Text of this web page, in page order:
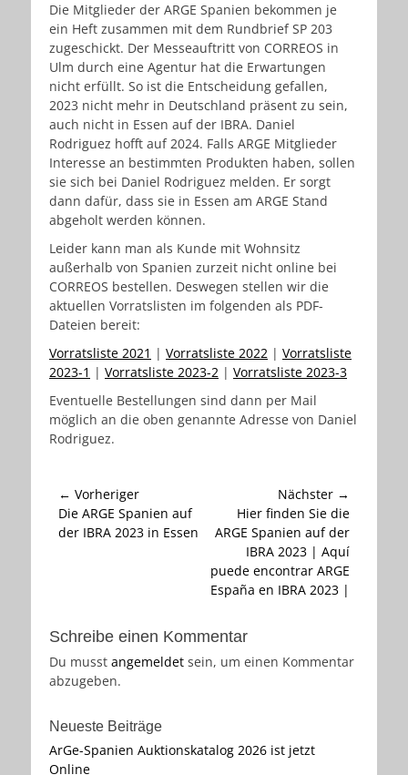
Die Mitglieder der ARGE Spanien bekommen je
ein Heft zusammen mit dem Rundbrief SP 203
zugeschickt. Der Messeauftritt von CORREOS in
Ulm durch eine Agentur hat die Erwartungen
nicht erfüllt. So ist die Entscheidung gefallen,
2023 nicht mehr in Deutschland präsent zu sein,
auch nicht in Essen auf der IBRA. Daniel
Rodriguez hofft auf 2024. Falls ARGE Mitglieder
Interesse an bestimmten Produkten haben, sollen
sie sich bei Daniel Rodriguez melden. Er sorgt
dann dafür, dass sie in Essen am ARGE Stand
abgeholt werden können.
Leider kann man als Kunde mit Wohnsitz
außerhalb von Spanien zurzeit nicht online bei
CORREOS bestellen. Deswegen stellen wir die
aktuellen Vorratslisten im folgenden als PDF-
Dateien bereit:
Vorratsliste 2021 | Vorratsliste 2022 | Vorratsliste
2023-1 | Vorratsliste 2023-2 | Vorratsliste 2023-3
Eventuelle Bestellungen sind dann per Mail
möglich an die oben genannte Adresse von Daniel
Rodriguez.
Beitragsnavigation
← Vorheriger
Vorheriger
Beitrag:
Die ARGE Spanien auf
der IBRA 2023 in Essen
Nächster →
Nächster
Beitrag:
Hier finden Sie die
ARGE Spanien auf der
IBRA 2023 | Aquí
puede encontrar ARGE
España en IBRA 2023 |
Schreibe einen Kommentar
Du musst angemeldet sein, um einen Kommentar
abzugeben.
Neueste Beiträge
ArGe-Spanien Auktionskatalog 2026 ist jetzt
Online